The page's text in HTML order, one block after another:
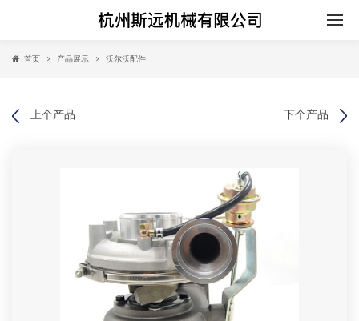
首页 产品展示 沃尔沃配件
上个产品 下个产品